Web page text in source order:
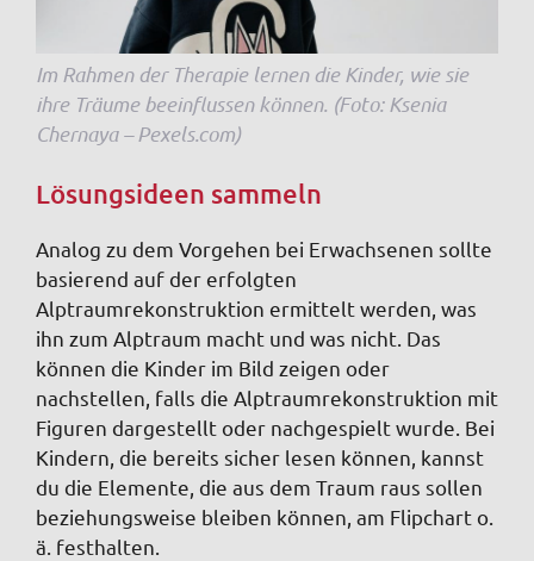
Im Rahmen der Therapie lernen die Kinder, wie sie
ihre Träume beeinflussen können. (Foto: Ksenia
Chernaya – Pexels.com)
Lösungsideen sammeln
Analog zu dem Vorgehen bei Erwachsenen sollte
basierend auf der erfolgten
Alptraumrekonstruktion ermittelt werden, was
ihn zum Alptraum macht und was nicht. Das
können die Kinder im Bild zeigen oder
nachstellen, falls die Alptraumrekonstruktion mit
Figuren dargestellt oder nachgespielt wurde. Bei
Kindern, die bereits sicher lesen können, kannst
du die Elemente, die aus dem Traum raus sollen
beziehungsweise bleiben können, am Flipchart o.
ä. festhalten.